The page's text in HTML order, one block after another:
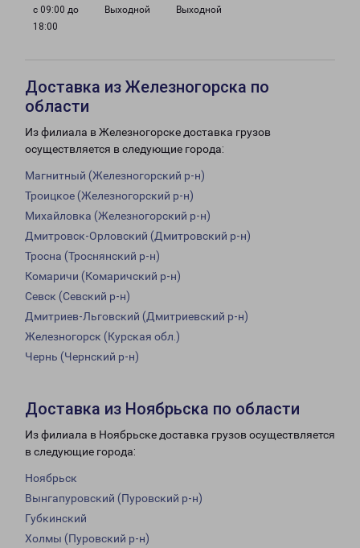
с 09:00 до
18:00
Выходной Выходной
Доставка из Железногорска по
области
Из филиала в Железногорске доставка грузов
осуществляется в следующие города:
Магнитный (Железногорский р-н)
Троицкое (Железногорский р-н)
Михайловка (Железногорский р-н)
Дмитровск-Орловский (Дмитровский р-н)
Тросна (Троснянский р-н)
Комаричи (Комаричский р-н)
Севск (Севский р-н)
Дмитриев-Льговский (Дмитриевский р-н)
Железногорск (Курская обл.)
Чернь (Чернский р-н)
Доставка из Ноябрьска по области
Из филиала в Ноябрьске доставка грузов осуществляется
в следующие города:
Ноябрьск
Вынгапуровский (Пуровский р-н)
Губкинский
Холмы (Пуровский р-н)